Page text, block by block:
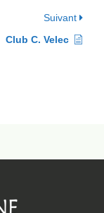
Suivant
Club C. Velec